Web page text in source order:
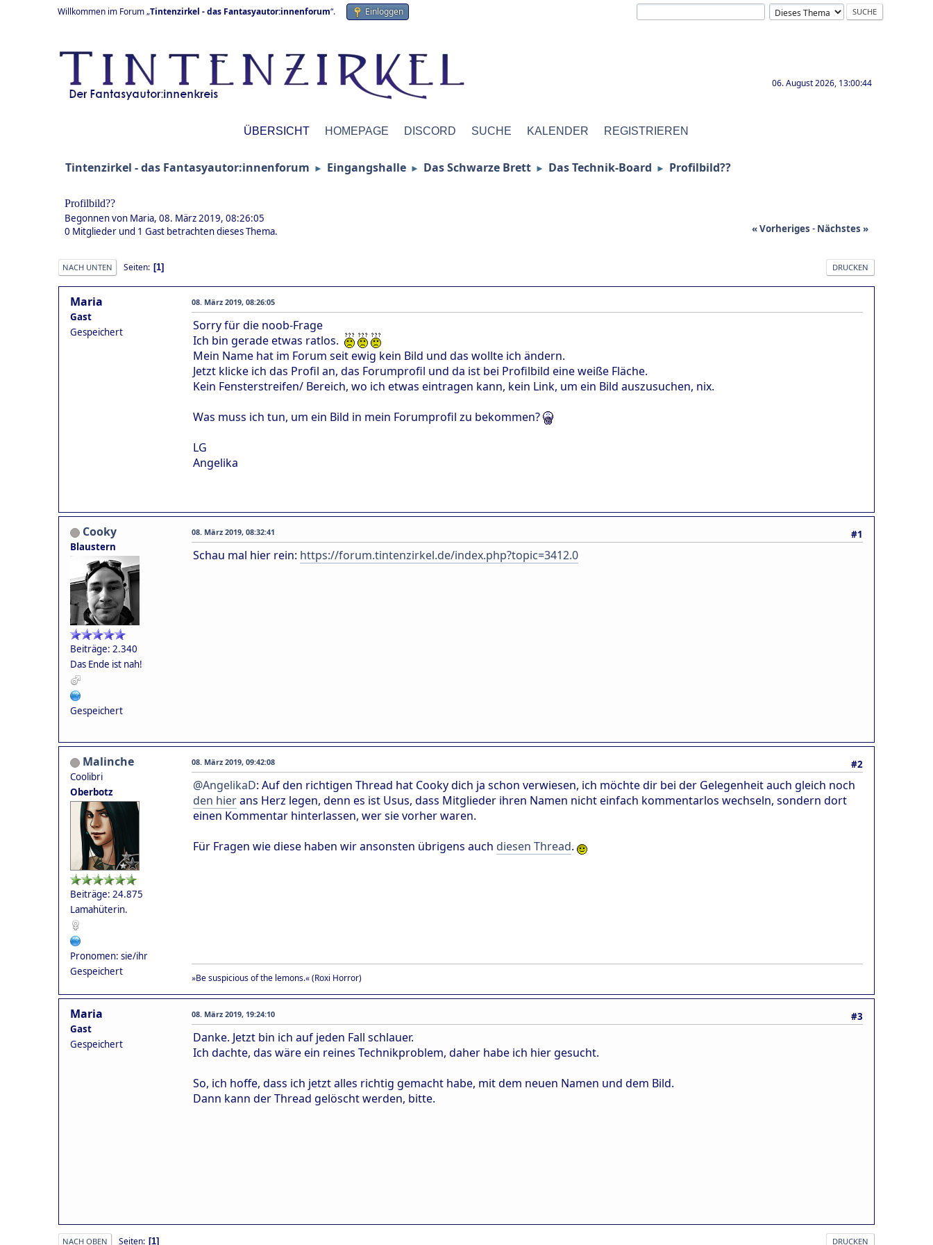
Willkommen im Forum „Tintenzirkel - das Fantasyautor:innenforum“. Einloggen
06. August 2026, 13:00:44
ÜBERSICHT HOMEPAGE DISCORD SUCHE KALENDER REGISTRIEREN
Tintenzirkel - das Fantasyautor:innenforum ► Eingangshalle ► Das Schwarze Brett ► Das Technik-Board ► Profilbild??
Profilbild??
Begonnen von Maria, 08. März 2019, 08:26:05
« Vorheriges - Nächstes »
0 Mitglieder und 1 Gast betrachten dieses Thema.
DRUCKEN
NACH UNTEN Seiten 1
Maria
Gast
Gespeichert
08. März 2019, 08:26:05
Sorry für die noob-Frage
Ich bin gerade etwas ratlos.
Mein Name hat im Forum seit ewig kein Bild und das wollte ich ändern.
Jetzt klicke ich das Profil an, das Forumprofil und da ist bei Profilbild eine weiße Fläche.
Kein Fensterstreifen/ Bereich, wo ich etwas eintragen kann, kein Link, um ein Bild auszusuchen, nix.
Was muss ich tun, um ein Bild in mein Forumprofil zu bekommen?
LG
Angelika
Cooky
Blaustern
Beiträge: 2.340
Das Ende ist nah!
Gespeichert
#1
08. März 2019, 08:32:41
Schau mal hier rein: https://forum.tintenzirkel.de/index.php?topic=3412.0
Malinche
Coolibri
Oberbotz
Beiträge: 24.875
Lamahüterin.
Pronomen: sie/ihr
Gespeichert
#2
08. März 2019, 09:42:08
@AngelikaD: Auf den richtigen Thread hat Cooky dich ja schon verwiesen, ich möchte dir bei der Gelegenheit auch gleich noch
den hierans Herz legen, denn es ist Usus, dass Mitglieder ihren Namen nicht einfach kommentarlos wechseln, sondern dort
einen Kommentar hinterlassen, wer sie vorher waren.
Für Fragen wie diese haben wir ansonsten übrigens auch diesen Thread.
»Be suspicious of the lemons.« (Roxi Horror)
Maria
Gast
Gespeichert
#3
08. März 2019, 19:24:10
Danke. Jetzt bin ich auf jeden Fall schlauer.
Ich dachte, das wäre ein reines Technikproblem, daher habe ich hier gesucht.
So, ich hoffe, dass ich jetzt alles richtig gemacht habe, mit dem neuen Namen und dem Bild.
Dann kann der Thread gelöscht werden, bitte.
DRUCKEN
NACH OBEN Seiten 1